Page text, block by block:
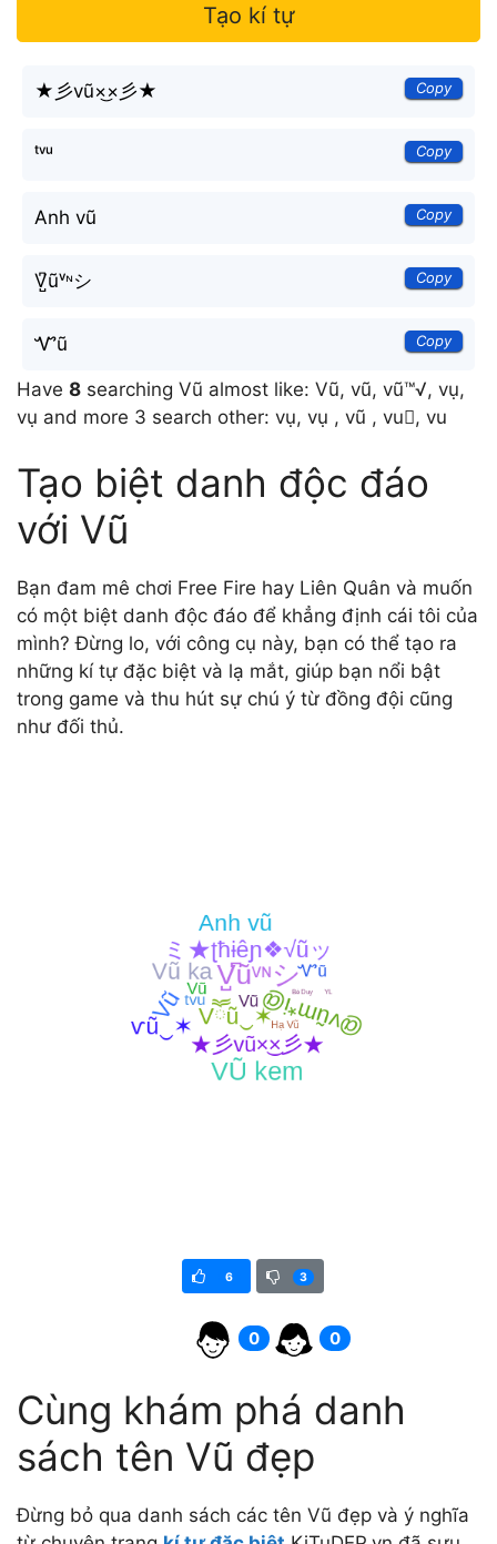
Tạo kí tự
★彡vũ×͜×彡★ Copy
ᵗᵛᵘ Copy
Anh vũ Copy
V̺͆ũᵛᶰシ Copy
Ꮙũ Copy
Have 8 searching Vũ almost like: Vũ, vũ, vũ™√, vụ,
vụ and more 3 search other: vụ, vụ , vũ , vu, vu
Tạo biệt danh độc đáo
với Vũ
Bạn đam mê chơi Free Fire hay Liên Quân và muốn
có một biệt danh độc đáo để khẳng định cái tôi của
mình? Đừng lo, với công cụ này, bạn có thể tạo ra
những kí tự đặc biệt và lạ mắt, giúp bạn nổi bật
trong game và thu hút sự chú ý từ đồng đội cũng
như đối thủ.
6 3
0 0
Cùng khám phá danh
sách tên Vũ đẹp
Đừng bỏ qua danh sách các tên Vũ đẹp và ý nghĩa